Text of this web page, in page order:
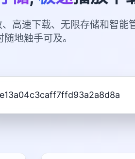
高速下载、无限存储和智能
随地触手可及。